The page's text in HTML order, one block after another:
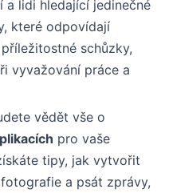
a lidi hledající jedinečné
které odpovídají
schůzky,
vyvažování práce a
vědět vše o
pro vaše
tipy, jak vytvořit
a psát zprávy,